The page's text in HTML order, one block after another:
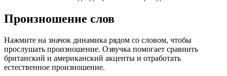
Произношение слов
Нажмите на значок динамика рядом со словом, чтобы
прослушать произношение. Озвучка помогает сравнить
британский и американский акценты и отработать
естественное произношение.